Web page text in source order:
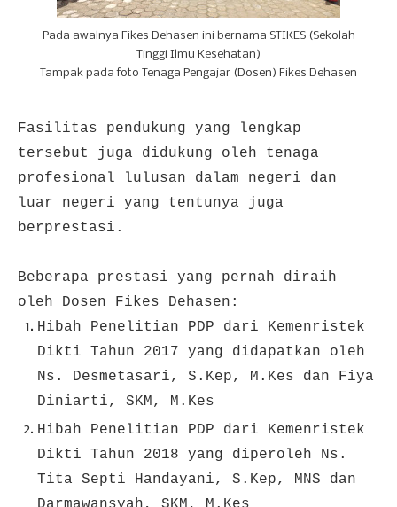
Pada awalnya Fikes Dehasen ini bernama STIKES (Sekolah
Tinggi Ilmu Kesehatan)
Tampak pada foto Tenaga Pengajar (Dosen) Fikes Dehasen
Fasilitas pendukung yang lengkap
tersebut juga didukung oleh tenaga
profesional lulusan dalam negeri dan
luar negeri yang tentunya juga
berprestasi.
Beberapa prestasi yang pernah diraih
oleh Dosen Fikes Dehasen:
Hibah Penelitian PDP dari Kemenristek
Dikti Tahun 2017 yang didapatkan oleh
Ns. Desmetasari, S.Kep, M.Kes dan Fiya
Diniarti, SKM, M.Kes
Hibah Penelitian PDP dari Kemenristek
Dikti Tahun 2018 yang diperoleh Ns.
Tita Septi Handayani, S.Kep, MNS dan